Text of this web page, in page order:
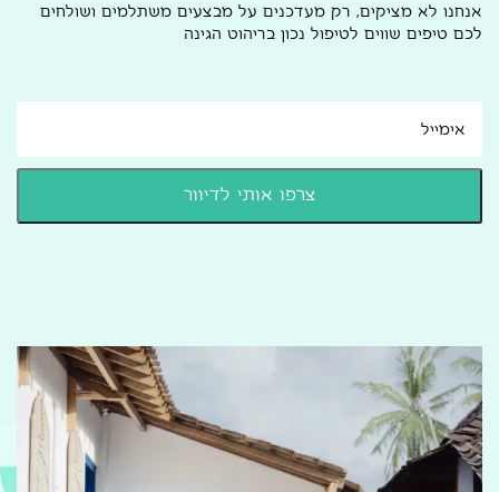
אנחנו לא מציקים, רק מעדכנים על מבצעים משתלמים ושולחים
לכם טיפים שווים לטיפול נכון בריהוט הגינה